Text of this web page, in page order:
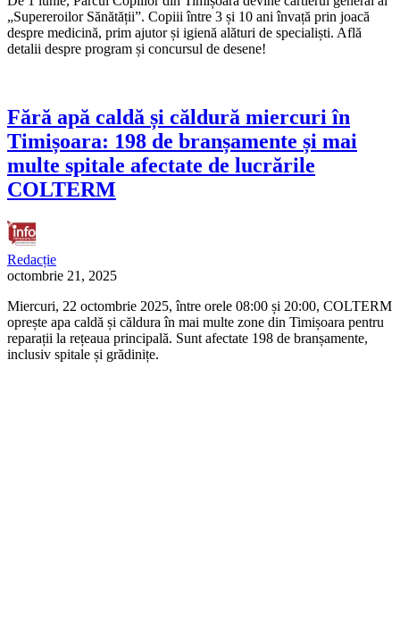
„Supereroilor Sănătății”. Copiii între 3 și 10 ani învață prin joacă
despre medicină, prim ajutor și igienă alături de specialiști. Află
detalii despre program și concursul de desene!
Fără apă caldă și căldură miercuri în
Timișoara: 198 de branșamente și mai
multe spitale afectate de lucrările
COLTERM
Redacție
octombrie 21, 2025
Miercuri, 22 octombrie 2025, între orele 08:00 și 20:00, COLTERM
oprește apa caldă și căldura în mai multe zone din Timișoara pentru
reparații la rețeaua principală. Sunt afectate 198 de branșamente,
inclusiv spitale și grădinițe.